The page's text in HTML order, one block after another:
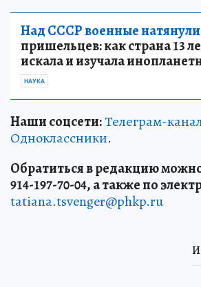
Над СССР военные натянули
пришельцев: как страна 13
искала и изучала
НАУКА
Наши соцсети:Телеграм-
Одноклассники.
Обратиться в редакцию
914-197-70-04, а также по
tatiana.tsvenger@phkp.ru